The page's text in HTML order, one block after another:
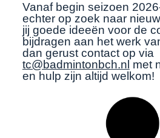
Vanaf begin seizoen
echter op zoek naar
jij goede ideeën voor de
bijdragen aan het werk
dan gerust contact op via
tc@badmintonbch.nl met
en hulp zijn altijd welkom!